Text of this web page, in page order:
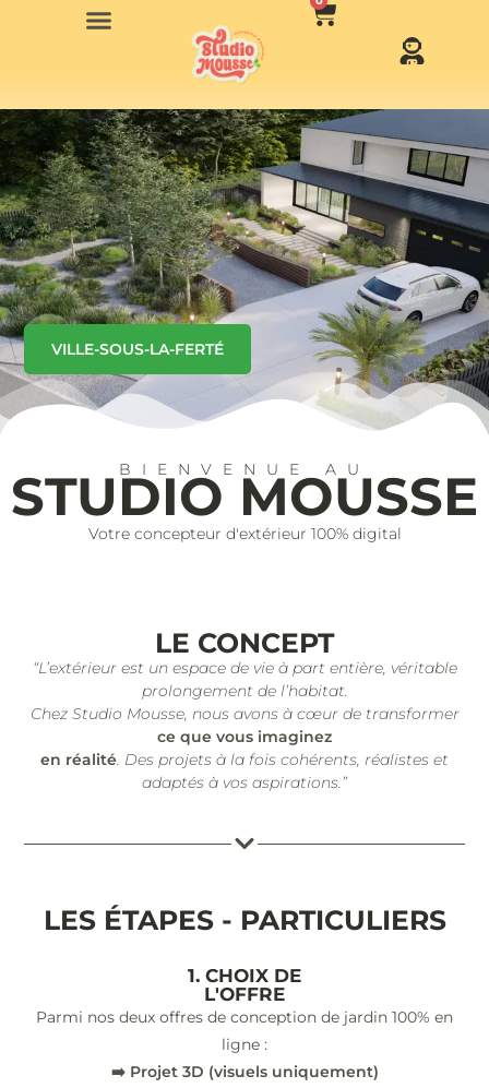
VILLE-SOUS-LA-FERTÉ
BIENVENUE AU
STUDIO MOUSSE
Votre concepteur d'extérieur 100% digital
LE CONCEPT
“L’extérieur est un espace de vie à part entière, véritable
prolongement de l’habitat.
Chez Studio Mousse, nous avons à cœur de transformer
ce que vous imaginez
en réalité. Des projets à la fois cohérents, réalistes et
adaptés à vos aspirations.”
LES ÉTAPES - PARTICULIERS
1. CHOIX DE
L'OFFRE
Parmi nos deux offres de conception de jardin 100% en
ligne :
➡️ Projet 3D (visuels uniquement)